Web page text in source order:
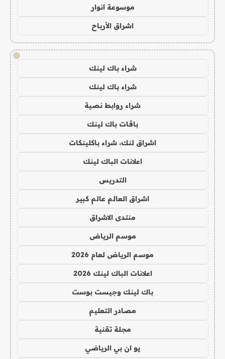
موسوعة انوار
اشراق الأرباح
!
شراء باك لينك
شراء باك لينك
شراء روابط نصية
باقات باك لينك
اشراق لنك، شراء باكلينكات
اعلانات الباك لينك
التدريس
اشراق العالم عالم كبير
منتدى الاشراق
موسم الرياض
موسم الرياض لعام 2026
اعلانات الباك لينك 2026
باك لينك وجيست بوست
مصادر التعليم
مجلة تقنية
يو ان بي الرياضي